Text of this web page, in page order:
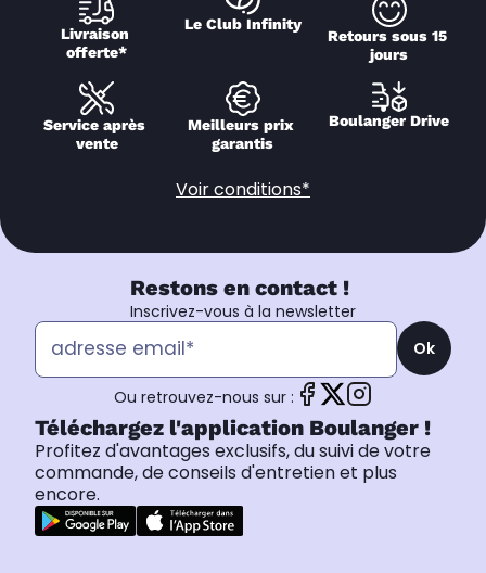
Livraison
offerte*
Le Club Infinity
Retours sous 15
jours
Service après
vente
Meilleurs prix
garantis
Boulanger Drive
Voir conditions*
Restons en contact !
Inscrivez-vous à la newsletter
Ok
Ou retrouvez-nous sur :
Téléchargez l'application Boulanger !
Profitez d'avantages exclusifs, du suivi de votre
commande, de conseils d'entretien et plus
encore.